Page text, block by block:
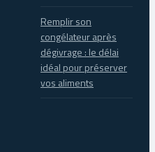
Remplir son
congélateur après
dégivrage : le délai
idéal pour préserver
vos aliments